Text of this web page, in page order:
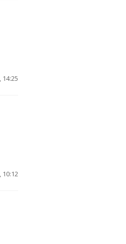
14:25
10:12